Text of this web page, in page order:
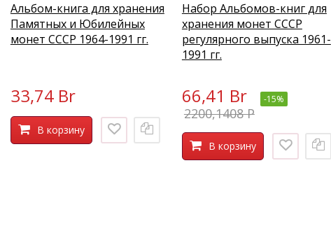
Альбом-книга для хранения
Памятных и Юбилейных
монет СССР 1964-1991 гг.
33,74 Br
В корзину
Набор Альбомов-книг для
хранения монет СССР
регулярного выпуска 1961-
1991 гг.
66,41 Br -15%
2200,1408 P
В корзину